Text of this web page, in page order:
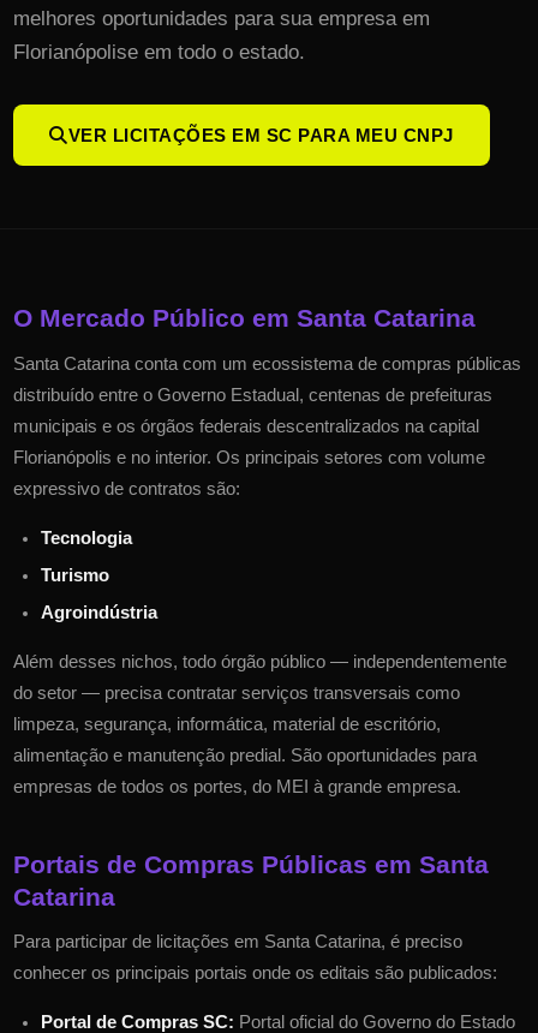
melhores oportunidades para sua empresa em
Florianópolise em todo o estado.
VER LICITAÇÕES EM SC PARA MEU CNPJ
O Mercado Público emSanta Catarina
Santa Catarina conta com um ecossistema de compras públicas
distribuído entre o Governo Estadual, centenas de prefeituras
municipais e os órgãos federais descentralizados na capital
Florianópolis e no interior. Os principais setores com volume
expressivo de contratos são:
Tecnologia
Turismo
Agroindústria
Além desses nichos, todo órgão público — independentemente
do setor — precisa contratar serviços transversais como
limpeza, segurança, informática, material de escritório,
alimentação e manutenção predial. São oportunidades para
empresas de todos os portes, do MEI à grande empresa.
Portais de Compras Públicas emSanta
Catarina
Para participar de licitações em Santa Catarina, é preciso
conhecer os principais portais onde os editais são publicados:
Portal de Compras SC: Portal oficial do Governo do Estado